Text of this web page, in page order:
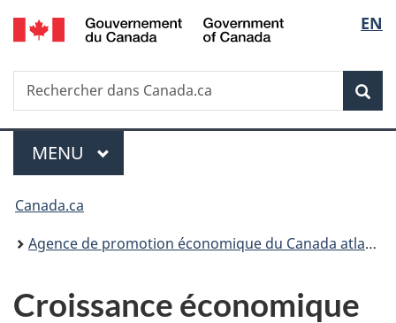
Passer
au
principal
Passer
à
Au
du
Passer
à
version
simplifiée
de
la
EN
Recherche
Rechercher
dans
Menu
MENU PRINCIPAL
Vous
êtes
Canada.ca
Agence de promotion économique du Canada atlantique
Croissance économique